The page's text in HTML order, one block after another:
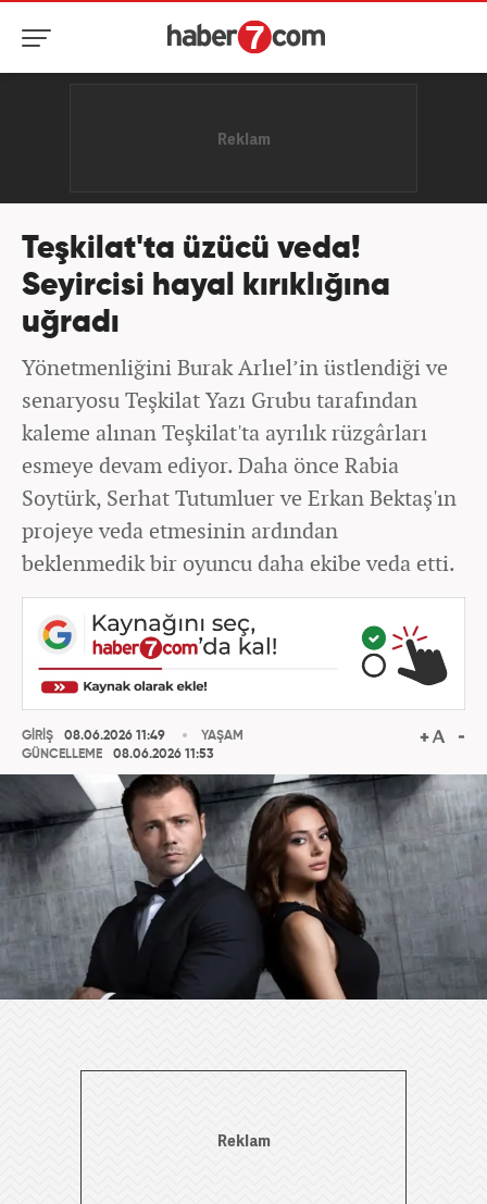
Teşkilat'ta üzücü veda!
Seyircisi hayal kırıklığına
uğradı
Yönetmenliğini Burak Arlıel’in üstlendiği ve
senaryosu Teşkilat Yazı Grubu tarafından
kaleme alınan Teşkilat'ta ayrılık rüzgârları
esmeye devam ediyor. Daha önce Rabia
Soytürk, Serhat Tutumluer ve Erkan Bektaş'ın
projeye veda etmesinin ardından
beklenmedik bir oyuncu daha ekibe veda etti.
GİRİŞ
08.06.2026 11:49
GÜNCELLEME
08.06.2026 11:53
YAŞAM